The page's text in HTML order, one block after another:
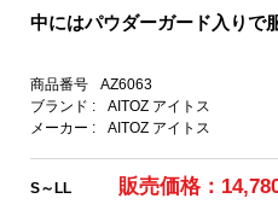
中にはパウダーガード入りで
商品番号
AZ6063
ブランド :
AITOZ アイトス
メーカー :
AITOZ アイトス
S～LL 販売価格：